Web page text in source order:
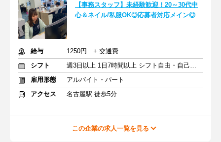
【事務スタッフ】未経験歓迎！20～30代中
心＆ネイル/私服OK◎応募者対応メイン◎
給与
1250円 + 交通費
シフト
週3日以上 1日7時間以上 シフト自由・自己申告
雇用形態
アルバイト・パート
アクセス
名古屋駅 徒歩5分
この企業の求人一覧を見る